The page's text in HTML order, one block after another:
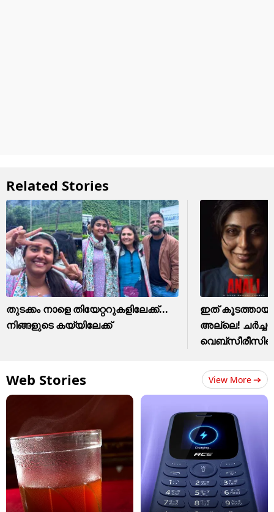
Related Stories
തുടക്കം നാളെ തിയേറ്ററുകളിലേക്ക്...
നിങ്ങളുടെ കയ്യിലേക്ക്
ഇത് കൂടത്തായി
അല്ലെ!
Web Stories View More